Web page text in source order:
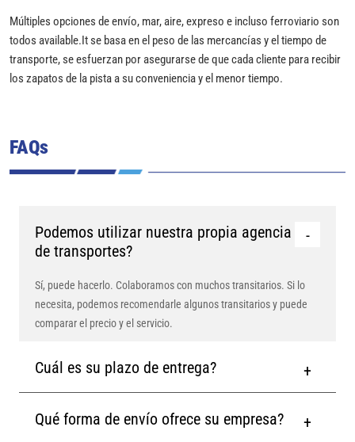
Múltiples opciones de envío, mar, aire, expreso e incluso ferroviario son
todos available.It se basa en el peso de las mercancías y el tiempo de
transporte, se esfuerzan por asegurarse de que cada cliente para recibir
los zapatos de la pista a su conveniencia y el menor tiempo.
FAQs
Podemos utilizar nuestra propia agencia
de transportes?
Sí, puede hacerlo. Colaboramos con muchos transitarios. Si lo
necesita, podemos recomendarle algunos transitarios y puede
comparar el precio y el servicio.
Cuál es su plazo de entrega?
Qué forma de envío ofrece su empresa?